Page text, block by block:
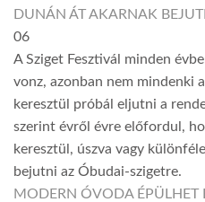
DUNÁN ÁT AKARNAK
06
A Sziget Fesztivál minden
vonz, azonban nem mindenki
keresztül próbál eljutni a
szerint évről évre előfordul,
keresztül, úszva vagy
bejutni az Óbudai-szigetre.
MODERN ÓVODA ÉPÜLHET